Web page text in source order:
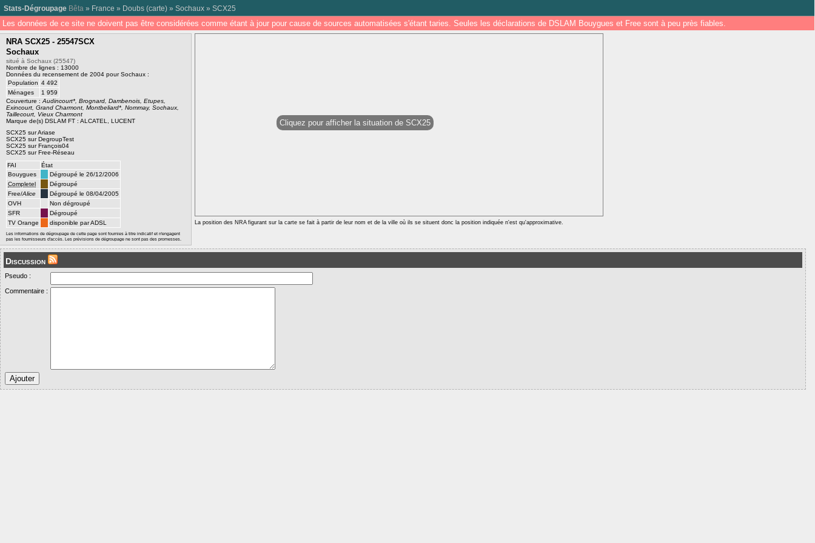
Stats-Dégroupage Bêta » France » Doubs (carte) » Sochaux » SCX25
Les données de ce site ne doivent pas être considérées comme étant à jour pour cause de sources automatisées s'étant taries. Seules les déclarations de DSLAM Bouygues et Free sont à peu près fiables.
NRA SCX25 - 25547SCX
Sochaux
situé à Sochaux (25547)
Nombre de lignes : 13000
Données du recensement de 2004 pour Sochaux :
Population 4 492
Ménages
1 959
Couverture : Audincourt*, Brognard, Dambenois, Etupes,
Exincourt, Grand Charmont, Montbeliard*, Nommay, Sochaux,
Taillecourt, Vieux Charmont
Marque de(s) DSLAM FT : ALCATEL, LUCENT
SCX25 sur Ariase
SCX25 sur DegroupTest
SCX25 sur François04
SCX25 sur Free-Réseau
FAI
État
Bouygues
Dégroupé le 26/12/2006
Completel
Dégroupé
Free/Alice
Dégroupé le 08/04/2005
OVH
Non dégroupé
SFR
Dégroupé
TV Orange
disponible par ADSL
Les informations de dégroupage de cette page sont fournies à titre indicatif et n'engagent
pas les fournisseurs d'accès. Les prévisions de dégroupage ne sont pas des promesses.
Cliquez pour afficher la situation de SCX25
La position des NRA figurant sur la carte se fait à partir de leur nom et de la ville où ils se situent donc la position indiquée n'est qu'approximative.
Discussion
Pseudo :
Commentaire :